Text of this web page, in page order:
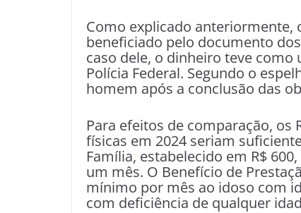
Como explicado
beneficiado pelo documento
caso dele, o dinheiro teve
Polícia Federal. Segundo o
homem após a conclusão das
Para efeitos de comparação, os
físicas em 2024 seriam
Família, estabelecido em R$
um mês. O Benefício de
mínimo por mês ao idoso com
com deficiência de qualquer